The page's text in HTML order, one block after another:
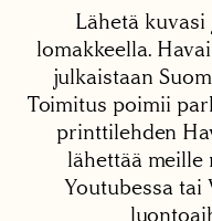
Lähetä
lomakkeella.
julkaistaan
Toimitus poimii
printtilehden
lähettää
Youtubessa tai